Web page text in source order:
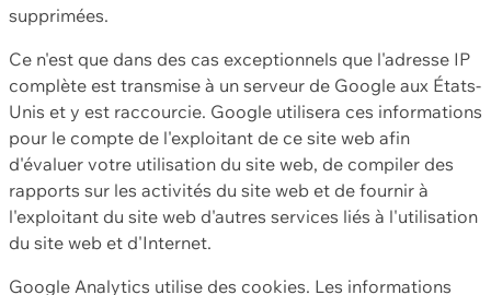
supprimées.
Ce n'est que dans des cas exceptionnels que l'adresse IP
complète est transmise à un serveur de Google aux États-
Unis et y est raccourcie. Google utilisera ces informations
pour le compte de l'exploitant de ce site web afin
d'évaluer votre utilisation du site web, de compiler des
rapports sur les activités du site web et de fournir à
l'exploitant du site web d'autres services liés à l'utilisation
du site web et d'Internet.
Google Analytics utilise des cookies. Les informations